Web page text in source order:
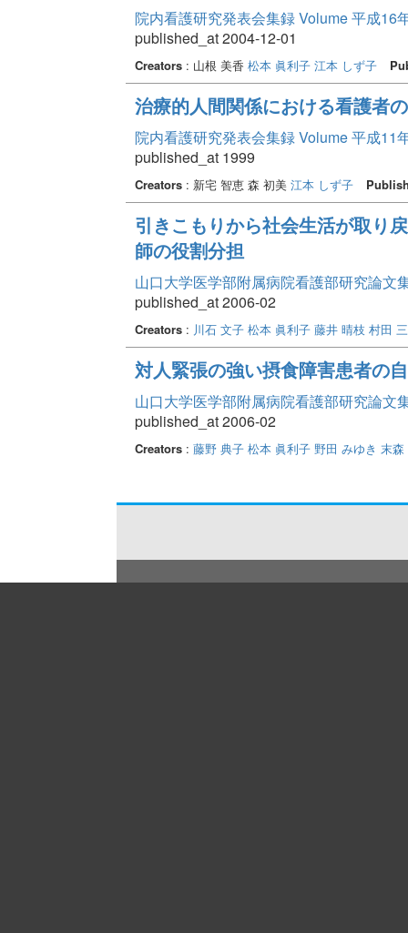
院内看護研究発表会集録 Volume 平成16
published_at 2004-12-01
Creators: 山根 美香 松本 眞利子 江本 しず子
治療的人間関係における看護者
院内看護研究発表会集録 Volume 平成11
published_at 1999
Creators: 新宅 智恵 森 初美 江本 しず子
引きこもりから社会生活が取り
師の役割分担
山口大学医学部附属病院看護部研究論文
published_at 2006-02
Creators: 川石 文子 松本 眞利子 藤井 晴枝 村田
対人緊張の強い摂食障害患者の
山口大学医学部附属病院看護部研究論文
published_at 2006-02
Creators: 藤野 典子 松本 眞利子 野田 みゆき 末森